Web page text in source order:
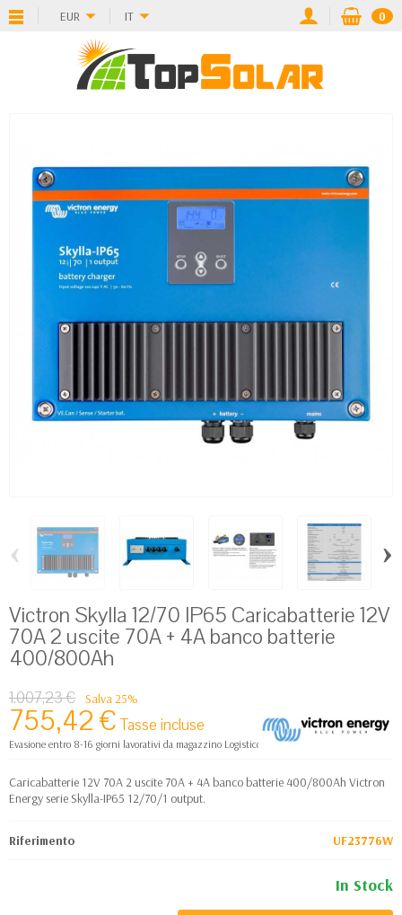
EUR IT 0
‹ ›
Victron Skylla 12/70 IP65 Caricabatterie 12V
70A 2 uscite 70A + 4A banco batterie
400/800Ah
1.007,23 € Salva 25%
755,42 € Tasse incluse
Evasione entro 8-16 giorni lavorativi da magazzino Logistico Europa
Caricabatterie 12V 70A 2 uscite 70A + 4A banco batterie 400/800Ah Victron
Energy serie Skylla-IP65 12/70/1 output.
Riferimento UF23776W
In Stock